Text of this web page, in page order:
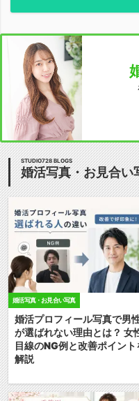
STUDIO728 BLOGS
婚活写真・お見合い
婚活写真・お見合い写真
婚活プロフィール写真で男
が選ばれない理由とは？ 女
目線のNG例と改善ポイント
解説